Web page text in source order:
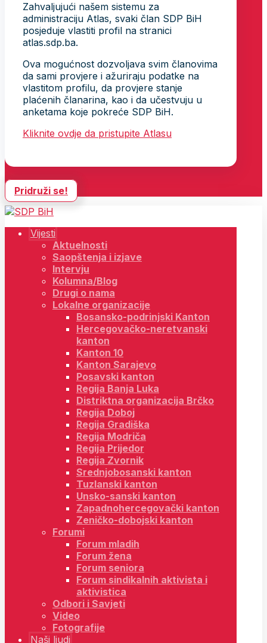
Zahvaljujući našem sistemu za
administraciju Atlas, svaki član SDP BiH
posjeduje vlastiti profil na stranici
atlas.sdp.ba.
Ova mogućnost dozvoljava svim članovima
da sami provjere i ažuriraju podatke na
vlastitom profilu, da provjere stanje
plaćenih članarina, kao i da učestvuju u
anketama koje pokreće SDP BiH.
Kliknite ovdje da pristupite Atlasu
Pridruži se!
Vijesti
Aktuelnosti
Saopštenja i izjave
Intervju
Kolumna/Blog
Drugi o nama
Lokalne organizacije
Bosansko-podrinjski Kanton
Hercegovačko-neretvanski
kanton
Kanton 10
Kanton Sarajevo
Posavski kanton
Regija Banja Luka
Distriktna organizacija Brčko
Regija Doboj
Regija Gradiška
Regija Modriča
Regija Prijedor
Regija Zvornik
Srednjobosanski kanton
Tuzlanski kanton
Unsko-sanski kanton
Zapadnohercegovački kanton
Zeničko-dobojski kanton
Forumi
Forum mladih
Forum žena
Forum seniora
Forum sindikalnih aktivista i
aktivistica
Odbori i Savjeti
Video
Fotografije
Naši ljudi